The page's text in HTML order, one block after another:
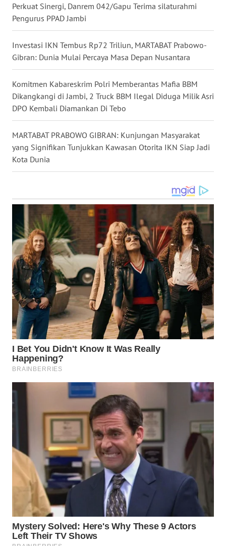
Perkuat Sinergi, Danrem 042/Gapu Terima silaturahmi
Pengurus PPAD Jambi
Investasi IKN Tembus Rp72 Triliun, MARTABAT Prabowo-
Gibran: Dunia Mulai Percaya Masa Depan Nusantara
Komitmen Kabareskrim Polri Memberantas Mafia BBM
Dikangkangi di Jambi, 2 Truck BBM Ilegal Diduga Milik Asri
DPO Kembali Diamankan Di Tebo
MARTABAT PRABOWO GIBRAN: Kunjungan Masyarakat
yang Signifikan Tunjukkan Kawasan Otorita IKN Siap Jadi
Kota Dunia
WN
TANJUNG
LESUNG
WN
KARO
WN
SIMALUNGUN
WN
LABUHANBATU
WN
WN DELI
SERDANG
WN
TEBING
TINGGI
WN
PAKPAK
KARAWANG
WN
WN
DEPOK
WN
TAPANULI
UTARA
WN